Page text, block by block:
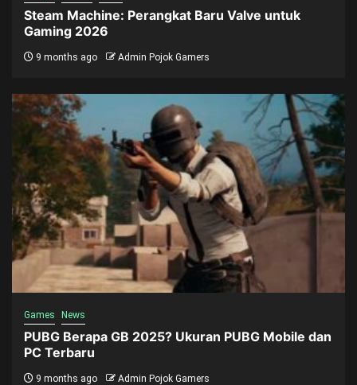
Steam Machine: Perangkat Baru Valve untuk
Gaming 2026
9 months ago Admin Pojok Gamers
Games News
PUBG Berapa GB 2025? Ukuran PUBG Mobile dan
PC Terbaru
9 months ago Admin Pojok Gamers